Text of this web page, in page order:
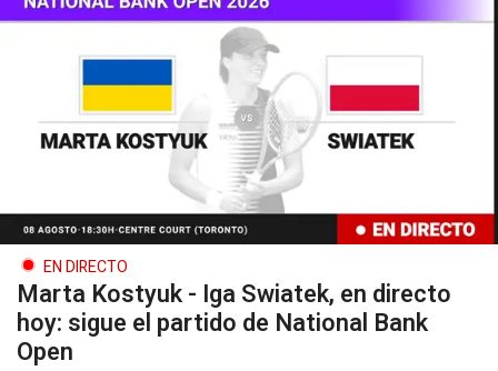
EN DIRECTO
Marta Kostyuk - Iga Swiatek, en directo
hoy: sigue el partido de National Bank
Open